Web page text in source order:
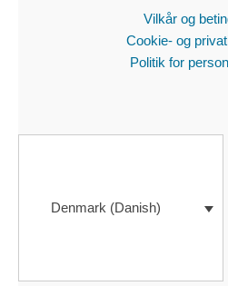
Vilkår og
Cookie- og
Politik for
Denmark (Danish)